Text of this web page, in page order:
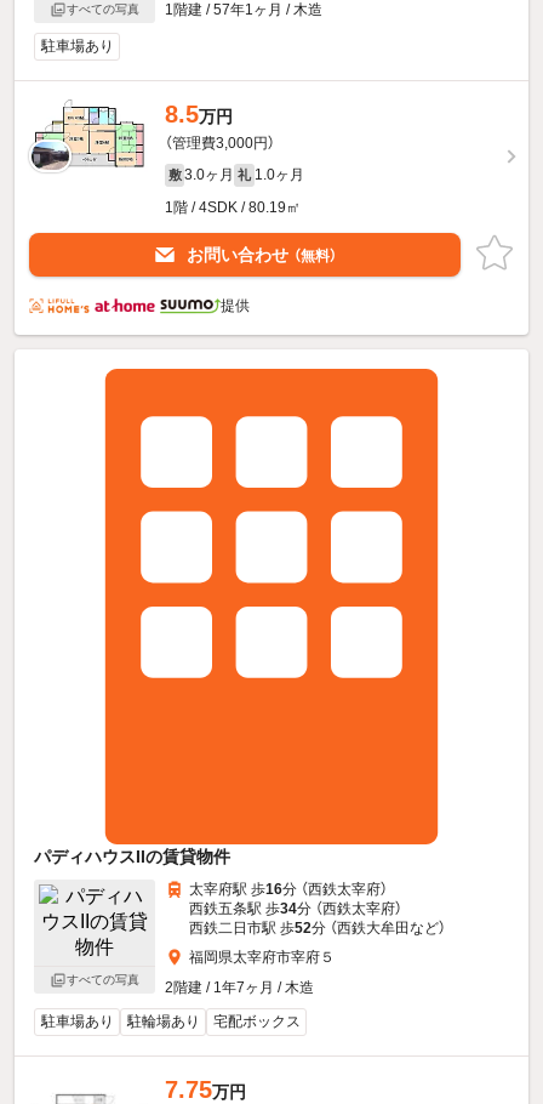
すべての写真
1階建 / 57年1ヶ月 / 木造
駐車場あり
8.5万円
（管理費3,000円）
敷 3.0ヶ月 礼 1.0ヶ月
1階 / 4SDK / 80.19㎡
お問い合わせ （無料）
提供
パディハウスIIの賃貸物件
すべての写真
太宰府駅 歩16分 （西鉄太宰府）
西鉄五条駅 歩34分 （西鉄太宰府）
西鉄二日市駅 歩52分 （西鉄大牟田など）
福岡県太宰府市宰府５
2階建 / 1年7ヶ月 / 木造
駐車場あり
駐輪場あり 宅配ボックス
7.75万円